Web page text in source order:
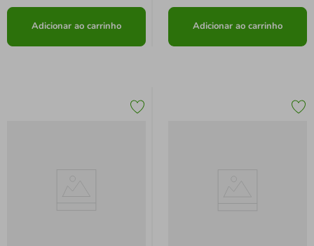
Adicionar ao carrinho Adicionar ao carrinho